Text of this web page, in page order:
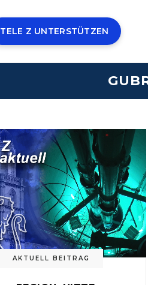
TELE Z UNTERSTÜTZEN
AKTUELL BEITRAG